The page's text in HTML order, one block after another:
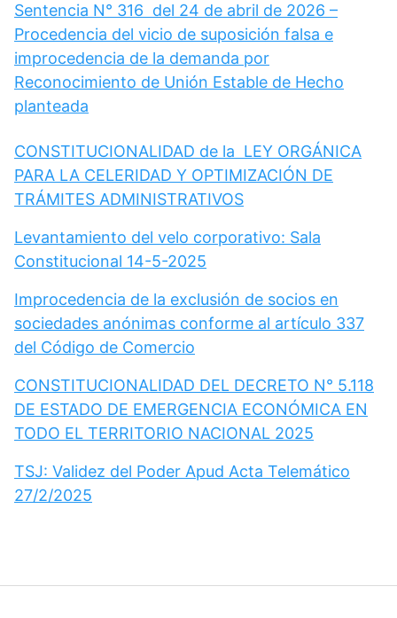
Sentencia N° 316 del 24 de abril de 2026 –
Procedencia del vicio de suposición falsa e
improcedencia de la demanda por
Reconocimiento de Unión Estable de Hecho
planteada
CONSTITUCIONALIDAD de la LEY ORGÁNICA
PARA LA CELERIDAD Y OPTIMIZACIÓN DE
TRÁMITES ADMINISTRATIVOS
Levantamiento del velo corporativo: Sala
Constitucional 14-5-2025
Improcedencia de la exclusión de socios en
sociedades anónimas conforme al artículo 337
del Código de Comercio
CONSTITUCIONALIDAD DEL DECRETO N° 5.118
DE ESTADO DE EMERGENCIA ECONÓMICA EN
TODO EL TERRITORIO NACIONAL 2025
TSJ: Validez del Poder Apud Acta Telemático
27/2/2025